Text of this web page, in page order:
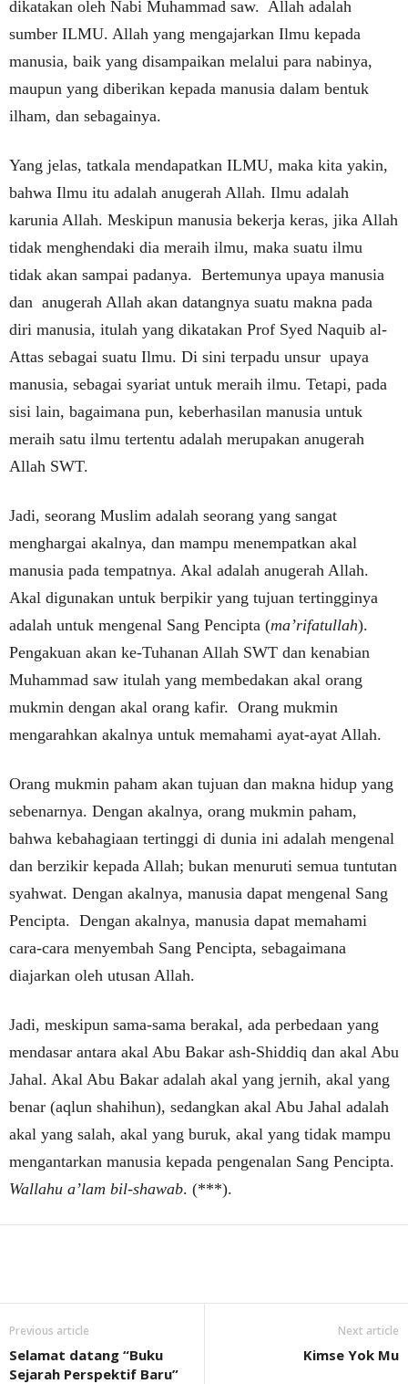
dikatakan oleh Nabi Muhammad saw. Allah adalah
sumber ILMU. Allah yang mengajarkan Ilmu kepada
manusia, baik yang disampaikan melalui para nabinya,
maupun yang diberikan kepada manusia dalam bentuk
ilham, dan sebagainya.
Yang jelas, tatkala mendapatkan ILMU, maka kita yakin,
bahwa Ilmu itu adalah anugerah Allah. Ilmu adalah
karunia Allah. Meskipun manusia bekerja keras, jika Allah
tidak menghendaki dia meraih ilmu, maka suatu ilmu
tidak akan sampai padanya. Bertemunya upaya manusia
dan anugerah Allah akan datangnya suatu makna pada
diri manusia, itulah yang dikatakan Prof Syed Naquib al-
Attas sebagai suatu Ilmu. Di sini terpadu unsur upaya
manusia, sebagai syariat untuk meraih ilmu. Tetapi, pada
sisi lain, bagaimana pun, keberhasilan manusia untuk
meraih satu ilmu tertentu adalah merupakan anugerah
Allah SWT.
Jadi, seorang Muslim adalah seorang yang sangat
menghargai akalnya, dan mampu menempatkan akal
manusia pada tempatnya. Akal adalah anugerah Allah.
Akal digunakan untuk berpikir yang tujuan tertingginya
adalah untuk mengenal Sang Pencipta (ma’rifatullah).
Pengakuan akan ke-Tuhanan Allah SWT dan kenabian
Muhammad saw itulah yang membedakan akal orang
mukmin dengan akal orang kafir. Orang mukmin
mengarahkan akalnya untuk memahami ayat-ayat Allah.
Orang mukmin paham akan tujuan dan makna hidup yang
sebenarnya. Dengan akalnya, orang mukmin paham,
bahwa kebahagiaan tertinggi di dunia ini adalah mengenal
dan berzikir kepada Allah; bukan menuruti semua tuntutan
syahwat. Dengan akalnya, manusia dapat mengenal Sang
Pencipta. Dengan akalnya, manusia dapat memahami
cara-cara menyembah Sang Pencipta, sebagaimana
diajarkan oleh utusan Allah.
Jadi, meskipun sama-sama berakal, ada perbedaan yang
mendasar antara akal Abu Bakar ash-Shiddiq dan akal Abu
Jahal. Akal Abu Bakar adalah akal yang jernih, akal yang
benar (aqlun shahihun), sedangkan akal Abu Jahal adalah
akal yang salah, akal yang buruk, akal yang tidak mampu
mengantarkan manusia kepada pengenalan Sang Pencipta.
Wallahu a’lam bil-shawab. (***).
Previous article
Selamat datang “Buku
Sejarah Perspektif Baru”
Next article
Kimse Yok Mu